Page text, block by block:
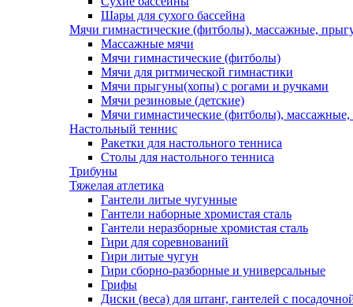
Шары для сухого бассейна
Мячи гимнастические (фитболы), массажные,
Массажные мячи
Мячи гимнастические (фитболы)
Мячи для ритмической гимнастики
Мячи прыгуны(хопы) с рогами и ручками
Мячи резиновые (детские)
Мячи гимнастические (фитболы),
Настольный теннис
Ракетки для настольного тенниса
Столы для настольного тенниса
Трибуны
Тяжелая атлетика
Гантели литые чугунные
Гантели наборные хромистая сталь
Гантели неразборные хромистая сталь
Гири для соревнований
Гири литые чугун
Гири сборно-разборные и универсальные
Грифы
Диски (веса) для штанг, гантелей с